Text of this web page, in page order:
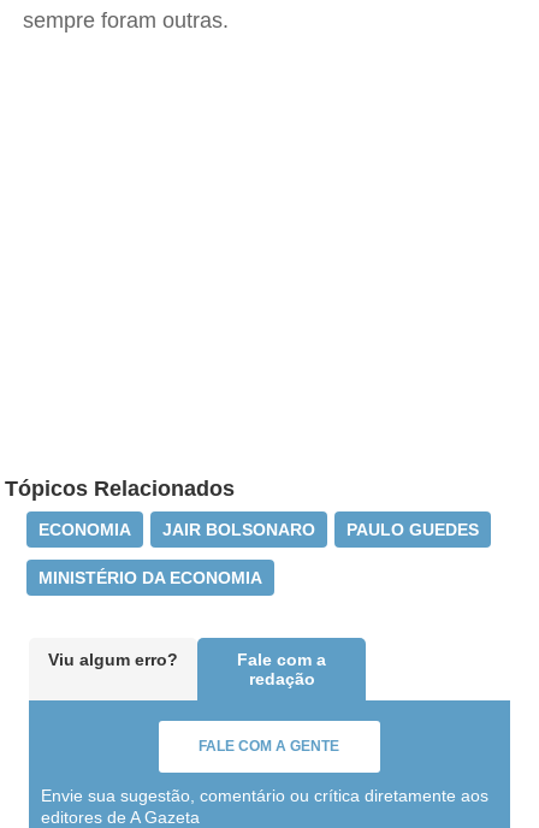
sempre foram outras.
Tópicos Relacionados
ECONOMIA JAIR BOLSONARO PAULO GUEDES
MINISTÉRIO DA ECONOMIA
Viu algum erro?
Fale com a
redação
FALE COM A GENTE
Envie sua sugestão, comentário ou crítica diretamente aos
editores de A Gazeta